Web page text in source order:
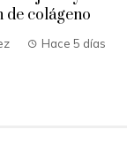
colágeno
Hace 5 días